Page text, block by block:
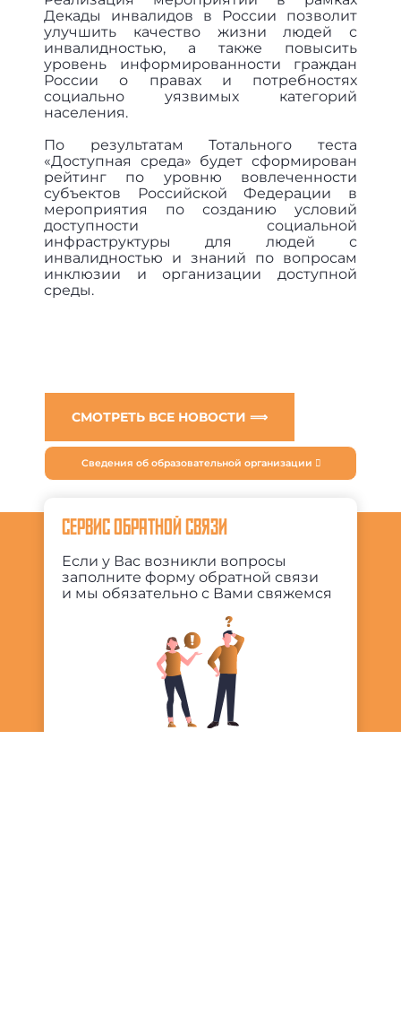
Декады инвалидов в России позволит
улучшить качество жизни людей с
инвалидностью, а также повысить
уровень информированности граждан
России о правах и потребностях
социально уязвимых категорий
населения.
По результатам Тотального теста
«Доступная среда» будет сформирован
рейтинг по уровню вовлеченности
субъектов Российской Федерации в
мероприятия по созданию условий
доступности социальной
инфраструктуры для людей с
инвалидностью и знаний по вопросам
инклюзии и организации доступной
среды.
СМОТРЕТЬ ВСЕ НОВОСТИ ⟹
Сведения об образовательной организации
СЕРВИС ОБРАТНОЙ СВЯЗИ
Если у Вас возникли вопросы
заполните форму обратной связи
и мы обязательно с Вами свяжемся